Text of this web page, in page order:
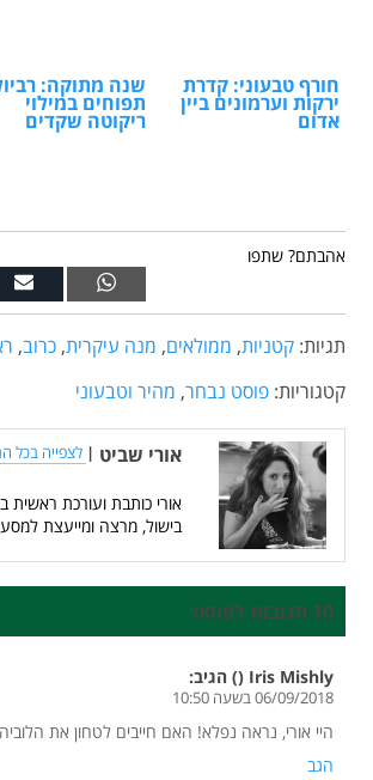
חורף טבעוני: קדרת
ירקות וערמונים ביין
אדום
שנה מתוקה:
תפוחים במילוי
ריקוטה שקדים
אהבתם? שתפו
תגיות: קטניות, ממולאים, מנה עיקרית, כרוב,
קטגוריות: פוסט נבחר, מהיר וטבעוני
אורי שביט | לצפייה בכל
אורי כותבת ועורכת ראשית
בישול, מרצה ומייעצת
10 תגובות לפוסט
Iris Mishly () הגיב:
06/09/2018 בשעה 10:50
היי אורי, נראה נפלא! האם חייבים לטחון את
הגב